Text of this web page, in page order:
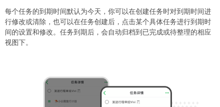
每个任务的到期时间默认为今天，你可以在创建任务时对到期时间进
行修改或清除，也可以在任务创建后，点击某个具体任务进行到期时
间的设置和修改。任务到期后，会自动归档到已完成或待整理的相应
视图下。